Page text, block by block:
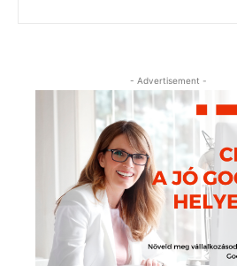
- Advertisement -